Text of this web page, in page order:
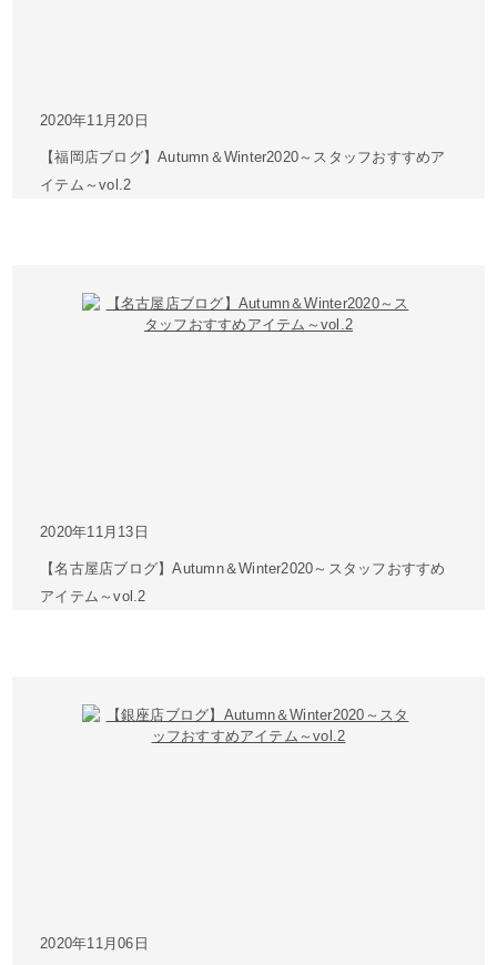
2020年11月20日
【福岡店ブログ】Autumn＆Winter2020～スタッフおすすめア
イテム～vol.2
2020年11月13日
【名古屋店ブログ】Autumn＆Winter2020～スタッフおすすめ
アイテム～vol.2
2020年11月06日